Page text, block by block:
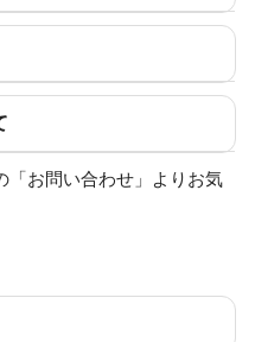
「お問い合わせ」よりお気